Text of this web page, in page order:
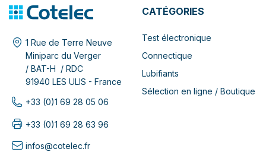
1 Rue de Terre Neuve
Miniparc du Verger
/ BAT-H / RDC
91940 LES ULIS - France
+33 (0)1 69 28 05 06
+33 (0)1 69 28 63 96
infos@cotelec.fr
CATÉGORIES
Test électronique
Connectique
Lubifiants
Sélection en ligne / Boutique